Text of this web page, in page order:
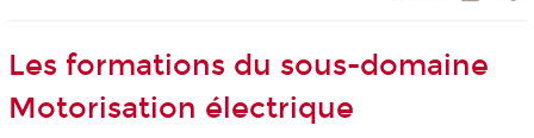
Les formations du sous-domaine
Motorisation électrique